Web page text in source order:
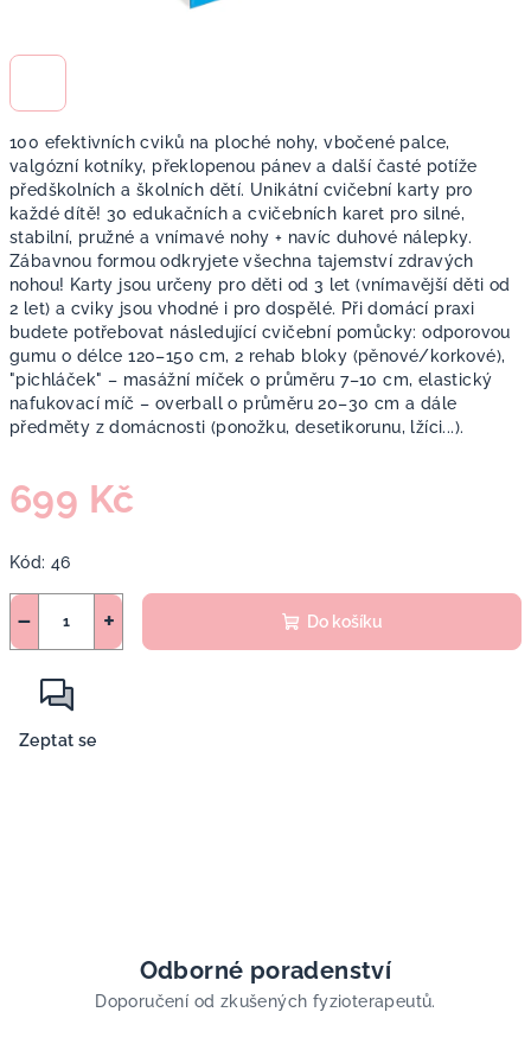
100 efektivních cviků na ploché nohy, vbočené palce,
valgózní kotníky, překlopenou pánev a další časté potíže
předškolních a školních dětí. Unikátní cvičební karty pro
každé dítě! 30 edukačních a cvičebních karet pro silné,
stabilní, pružné a vnímavé nohy + navíc duhové nálepky.
Zábavnou formou odkryjete všechna tajemství zdravých
nohou! Karty jsou určeny pro děti od 3 let (vnímavější děti od
2 let) a cviky jsou vhodné i pro dospělé. Při domácí praxi
budete potřebovat následující cvičební pomůcky: odporovou
gumu o délce 120–150 cm, 2 rehab bloky (pěnové/korkové),
"pichláček" – masážní míček o průměru 7–10 cm, elastický
nafukovací míč – overball o průměru 20–30 cm a dále
předměty z domácnosti (ponožku, desetikorunu, lžíci...).
699 Kč
cena:
Kód: 46
+
− Do košíku
Zeptat se
Odborné poradenství
Doporučení od zkušených fyzioterapeutů.